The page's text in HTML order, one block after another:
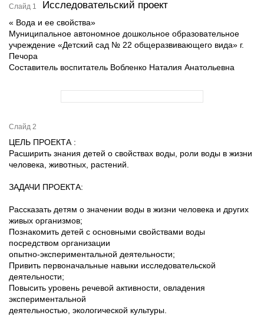
Слайд 1 Исследовательский проект
« Вода и ее свойства»
Муниципальное автономное дошкольное образовательное
учреждение «Детский сад № 22 общеразвивающего вида» г.
Печора
Составитель воспитатель Вобленко Наталия Анатольевна
Слайд 2
ЦЕЛЬ ПРОЕКТА :
Расширить знания детей о свойствах воды, роли воды в жизни
человека, животных, растений.
ЗАДАЧИ ПРОЕКТА:
Рассказать детям о значении воды в жизни человека и других
живых организмов;
Познакомить детей с основными свойствами воды
посредством организации
опытно-экспериментальной деятельности;
Привить первоначальные навыки исследовательской
деятельности;
Повысить уровень речевой активности, овладения
экспериментальной
деятельностью, экологической культуры.